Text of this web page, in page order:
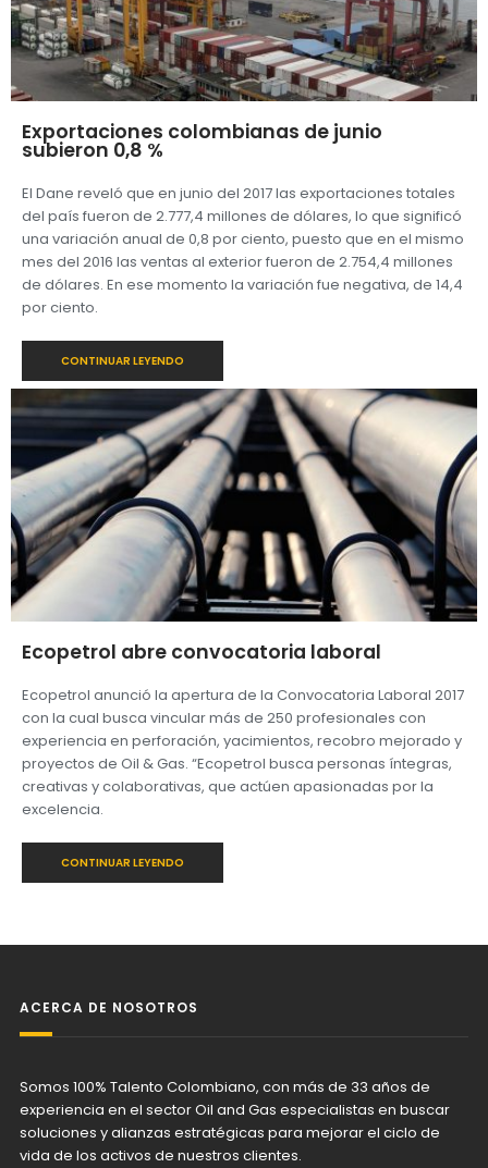
Exportaciones colombianas de junio
subieron 0,8 %
El Dane reveló que en junio del 2017 las exportaciones totales
del país fueron de 2.777,4 millones de dólares, lo que significó
una variación anual de 0,8 por ciento, puesto que en el mismo
mes del 2016 las ventas al exterior fueron de 2.754,4 millones
de dólares. En ese momento la variación fue negativa, de 14,4
por ciento.
CONTINUAR LEYENDO
Ecopetrol abre convocatoria laboral
Ecopetrol anunció la apertura de la Convocatoria Laboral 2017
con la cual busca vincular más de 250 profesionales con
experiencia en perforación, yacimientos, recobro mejorado y
proyectos de Oil & Gas. “Ecopetrol busca personas íntegras,
creativas y colaborativas, que actúen apasionadas por la
excelencia.
CONTINUAR LEYENDO
ACERCA DE NOSOTROS
Somos 100% Talento Colombiano, con más de 33 años de
experiencia en el sector Oil and Gas especialistas en buscar
soluciones y alianzas estratégicas para mejorar el ciclo de
vida de los activos de nuestros clientes.